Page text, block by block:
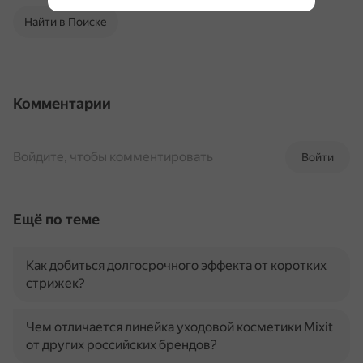
Найти в Поиске
Комментарии
Войти
Войдите, чтобы комментировать
Ещё по теме
Как добиться долгосрочного эффекта от коротких
стрижек?
Чем отличается линейка уходовой косметики Mixit
от других российских брендов?